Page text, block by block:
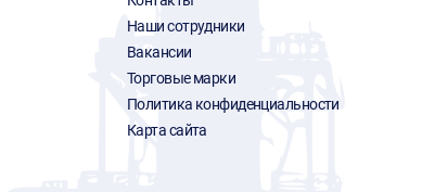
Наши сотрудники
Вакансии
Торговые марки
Политика конфиденциальности
Карта сайта